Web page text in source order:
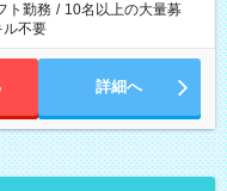
ト勤務 / 10名以上の大量募
ル不要
詳細へ